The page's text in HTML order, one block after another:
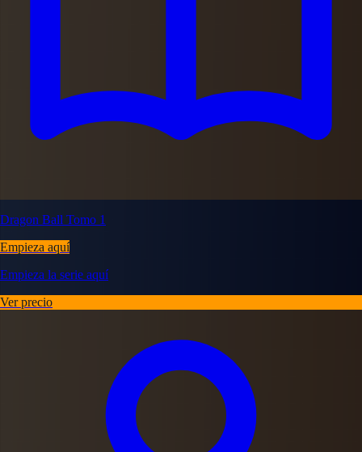
Dragon Ball Tomo 1
Empieza aquí
Empieza la serie aquí
Ver precio